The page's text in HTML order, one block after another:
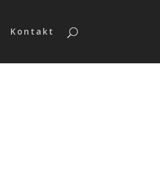
Kontakt